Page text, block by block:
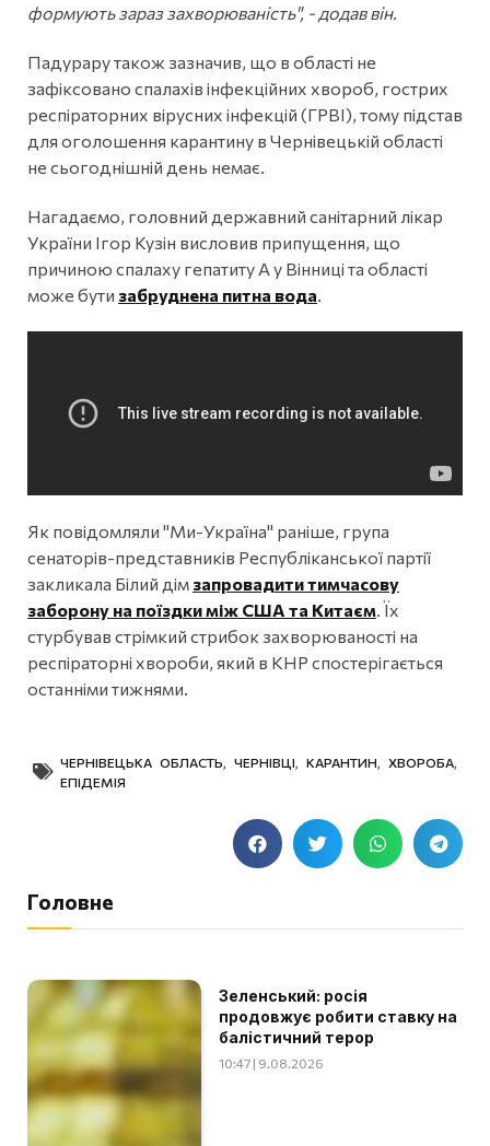
формують зараз захворюваність", - додав він.
Падурару також зазначив, що в області не
зафіксовано спалахів інфекційних хвороб, гострих
респіраторних вірусних інфекцій (ГРВІ), тому підстав
для оголошення карантину в Чернівецькій області
не сьогоднішній день немає.
Нагадаємо, головний державний санітарний лікар
України Ігор Кузін висловив припущення, що
причиною спалаху гепатиту А у Вінниці та області
може бути забруднена питна вода
Як повідомляли "Ми-Україна" раніше, група
сенаторів-представників Республіканської партії
закликала Білий дім запровадити тимчасову
заборону на поїздки між США та Китаєм . Їх
стурбував стрімкий стрибок захворюваності на
респіраторні хвороби, який в КНР спостерігається
останніми тижнями.
ЧЕРНІВЕЦЬКА ОБЛАСТЬ ЧЕРНІВЦІ КАРАНТИН ХВОРОБА
ЕПІДЕМІЯ
Головне
Зеленський: росія
продовжує робити ставку на
балістичний терор
10:47 | 9.08.2026